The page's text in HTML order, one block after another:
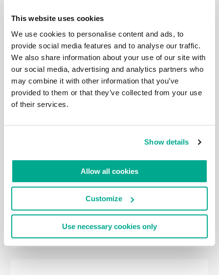
This website uses cookies
We use cookies to personalise content and ads, to
provide social media features and to analyse our traffic.
We also share information about your use of our site with
our social media, advertising and analytics partners who
may combine it with other information that you’ve
provided to them or that they’ve collected from your use
of their services.
Show details
Allow all cookies
Customize
Use necessary cookies only
RETROSPECTIVA 2022: PATENTES
Inventar novas tecnologias de ponta é apenas a
metade do caminho. Espere – na verdade. não: não
sejamos tão categóricos… Uma nova tecnologia de
ponta que seja de fato inovadora tem um movimento
de ciclo de vida muito mais complexo e longo do que
pode ser inicialmente imaginado por muitos. Claro,
sem a invenção em […]
11.11: CELEBRAÇÃO DE 20 ANOS!
Saudações meninos e meninas! Do nada, chegamos a
outro marco histórico. Viva! Nosso sistema operacional
ciberimune – KasperskyOS – faz hoje… não, espera aí.
Não é exatamente isso… Há exatos 20 anos – em 11 de
novembro de 2002 – iniciamos uma longa e sinuosa
jornada; uma trajetória que, de fato, ainda se encontra